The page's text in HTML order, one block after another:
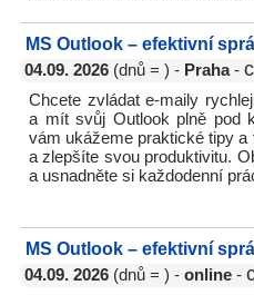
MS Outlook – efektivní
04.09. 2026 (dnů = ) - Praha-
Chcete zvládat e-maily
a mít svůj Outlook plně pod
vám ukážeme praktické tipy
a zlepšíte svou produktivitu.
a usnadněte si každodenní
MS Outlook – efektivní
04.09. 2026 (dnů = ) - online -